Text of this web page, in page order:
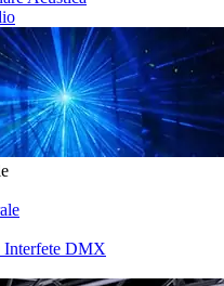
Interfete DMX